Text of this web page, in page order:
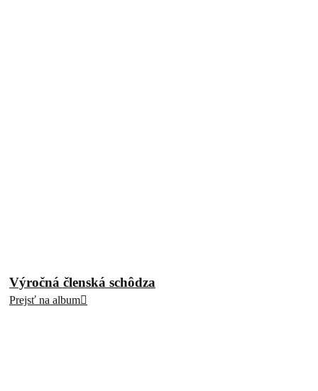
Výročná členská schôdza
Prejsť na album